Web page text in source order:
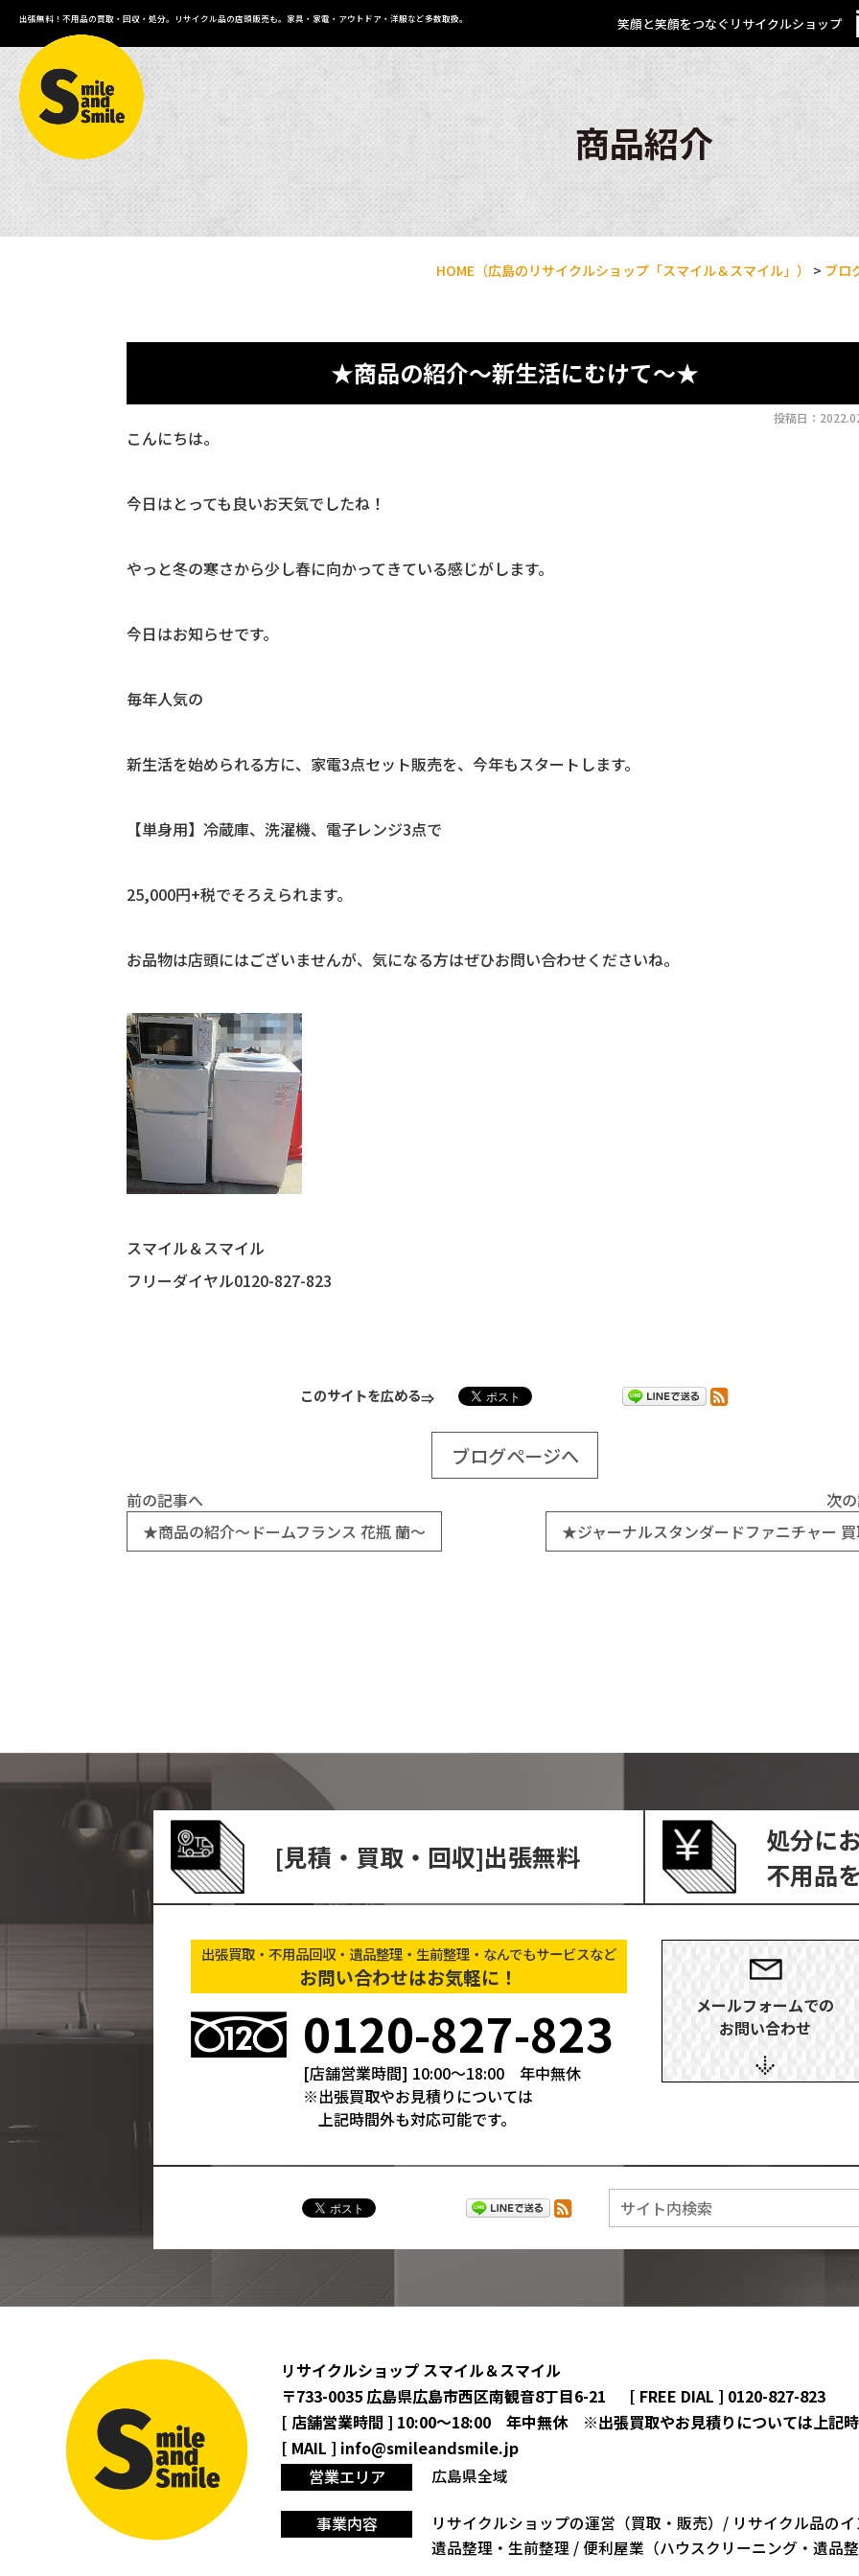
出張無料！不用品の買取・回収・処分。リサイクル品の店頭販売も。家具・家電・アウトドア・洋服など多数取扱。 笑顔と笑顔をつなぐリサイクルショップ
商品紹介
HOME （広島のリサイクルショップ「スマイル＆スマイル」） > ブロ
★商品の紹介～新生活にむけて～★
投稿日：
こんにちは。
今日はとっても良いお天気でしたね！
やっと冬の寒さから少し春に向かってきている感じがします。
今日はお知らせです。
毎年人気の
新生活を始められる方に、家電3点セット販売を、今年もスタートします。
【単身用】冷蔵庫、洗濯機、電子レンジ3点で
25,000円+税でそろえられます。
お品物は店頭にはございませんが、気になる方はぜひお問い合わせくださいね。
スマイル＆スマイル
フリーダイヤル0120-827-823
このサイトを広める
ブログページへ
前の記事へ
★商品の紹介～ドームフランス 花瓶 蘭～
次
★ジャーナルスタンダードファニチャー
[⾒積・買取・回収]出張無料
処分に
不⽤品
出張買取・不用品回収・遺品整理・生前整理・なんでもサービスなど
お問い合わせはお気軽に！
0120-827-823
[店舗営業時間] 10:00～18:00 年中無休
出張買取やお見積りについては
上記時間外も対応可能です。
メールフォームでの
お問い合わせ
リサイクルショップ スマイル＆スマイル
〒733-0035 広島県広島市西区南観音8丁目6-21 [ FREE DIAL ] 0120-827-823
[ 店舗営業時間 ] 10:00～18:00 年中無休 出張買取やお見積りについては 上記
[ MAIL ] info@smileandsmile.jp
営業エリア
広島県全域
事業内容 リサイクルショップの運営（買取・販売）/ リサイクル品の
遺品整理・生前整理 / 便利屋業 （ハウスクリーニング・遺品